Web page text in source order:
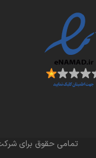
تمامی حقوق برای